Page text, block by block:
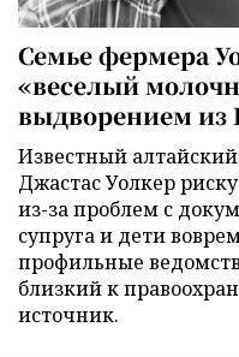
Семье фермера
«веселый
выдворением из
Известный
Джастас Уолкер
из-за проблем с
супруга и дети
профильные
близкий к
источник.